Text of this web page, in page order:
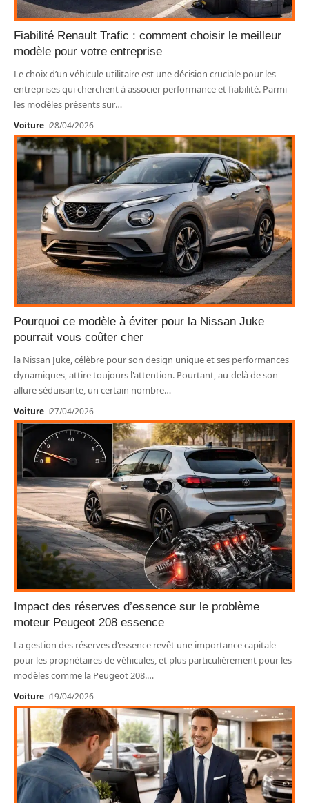
Fiabilité Renault Trafic : comment choisir le meilleur
modèle pour votre entreprise
Le choix d’un véhicule utilitaire est une décision cruciale pour les
entreprises qui cherchent à associer performance et fiabilité. Parmi
les modèles présents sur…
Voiture 28/04/2026
Pourquoi ce modèle à éviter pour la Nissan Juke
pourrait vous coûter cher
la Nissan Juke, célèbre pour son design unique et ses performances
dynamiques, attire toujours l'attention. Pourtant, au-delà de son
allure séduisante, un certain nombre…
Voiture 27/04/2026
Impact des réserves d’essence sur le problème
moteur Peugeot 208 essence
La gestion des réserves d'essence revêt une importance capitale
pour les propriétaires de véhicules, et plus particulièrement pour les
modèles comme la Peugeot 208.…
Voiture 19/04/2026